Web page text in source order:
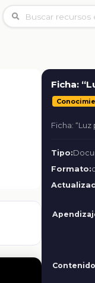
Ficha:
Ficha: “Luz
Tipo:
Formato: